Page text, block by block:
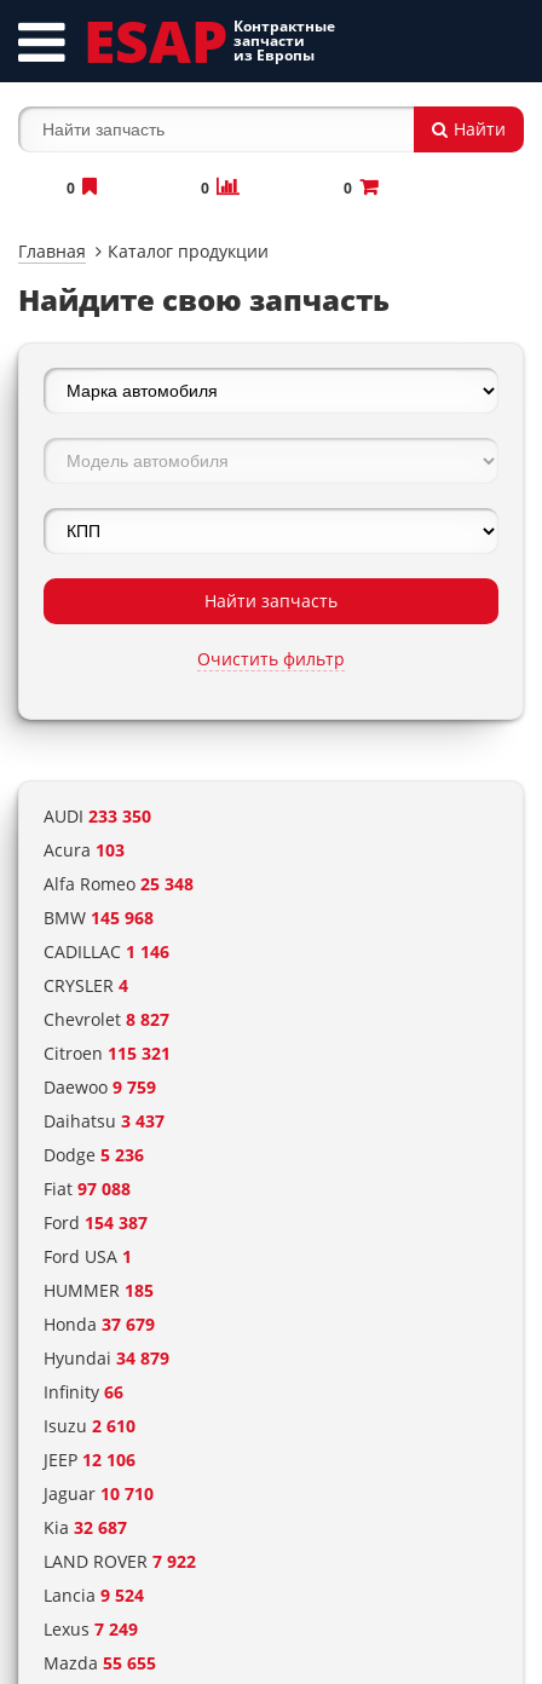
ESAP Контрактные
запчасти
из Европы
Найти
0 0 0
Главная Каталог продукции
Найдите свою запчасть
Найти запчасть
Очистить фильтр
AUDI 233 350
Acura 103
Alfa Romeo 25 348
BMW 145 968
CADILLAC 1 146
CRYSLER 4
Chevrolet 8 827
Citroen 115 321
Daewoo 9 759
Daihatsu 3 437
Dodge 5 236
Fiat 97 088
Ford 154 387
Ford USA 1
HUMMER 185
Honda 37 679
Hyundai 34 879
Infinity 66
Isuzu 2 610
JEEP 12 106
Jaguar 10 710
Kia 32 687
LAND ROVER 7 922
Lancia 9 524
Lexus 7 249
Mazda 55 655